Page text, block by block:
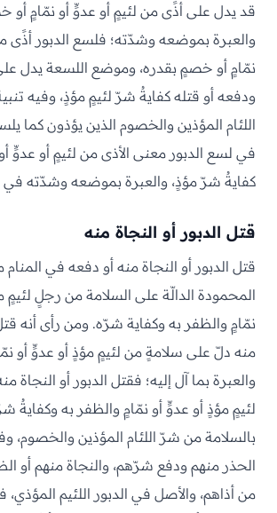
قد يدل على أذًى من لئيمٍ أو عدوٍّ أو نمّامٍ أو
والعبرة بموضعه وشدّته؛ فلسع الدبور أذًى
نمّامٍ أو خصمٍ بقدره، وموضع اللسعة يدل
ودفعه أو قتله كفايةُ شرّ لئيمٍ مؤذٍ، وفيه
اللئام المؤذين والخصوم الذين يؤذون كما
في لسع الدبور معنى الأذى من لئيمٍ أو عدوٍّ
كفايةُ شرّ مؤذٍ، والعبرة بموضعه وشدّته في
قتل الدبور أو النجاة منه
قتل الدبور أو النجاة منه أو دفعه في المنام
المحمودة الدالّة على السلامة من رجلٍ لئيمٍ
نمّامٍ والظفر به وكفاية شرّه. ومن رأى أنه
منه دلّ على سلامةٍ من لئيمٍ مؤذٍ أو عدوٍّ أو
والعبرة بما آل إليه؛ فقتل الدبور أو
لئيمٍ مؤذٍ أو عدوٍّ أو نمّامٍ والظفر به وكفايةُ
بالسلامة من شرّ اللئام المؤذين
الحذر منهم ودفع شرّهم، والنجاة منهم أو
من أذاهم، والأصل في الدبور اللئيم المؤذي،